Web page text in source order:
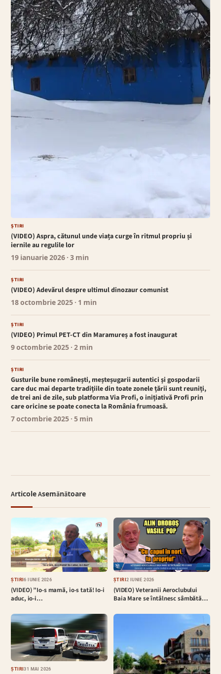
ȘTIRI
(VIDEO) Aspra, cătunul unde viața curge în ritmul propriu și
iernile au regulile lor
19 ianuarie 2026 · 3 min
ȘTIRI
(VIDEO) Adevărul despre ultimul dinozaur comunist
18 octombrie 2025 · 1 min
ȘTIRI
(VIDEO) Primul PET-CT din Maramureș a fost inaugurat
9 octombrie 2025 · 2 min
ȘTIRI
Gusturile bune românești, meșteșugarii autentici și gospodarii
care duc mai departe tradițiile din toate zonele țării sunt reuniți,
de trei ani de zile, sub platforma Via Profi, o inițiativă Profi prin
care oricine se poate conecta la România frumoasă.
7 octombrie 2025 · 5 min
Articole Asemănătoare
ȘTIRI6 IUNIE 2026
(VIDEO) ”Io-s mamă, io-s tată! Io-i
aduc, io-i…
ȘTIRI2 IUNIE 2026
(VIDEO) Veteranii Aeroclubului
Baia Mare se întâlnesc sâmbătă…
ȘTIRI31 MAI 2026